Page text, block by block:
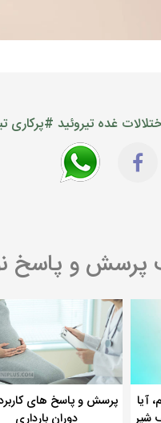
غده تیروئید #پرکاری
پرسش و پاسخ
آیا
پرسش و پاسخ های